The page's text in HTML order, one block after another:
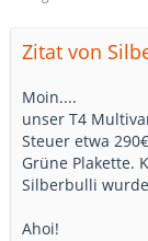
Zitat von
Moin....
unser T4
Steuer etwa
Grüne Plakette.
Silberbulli
Ahoi!